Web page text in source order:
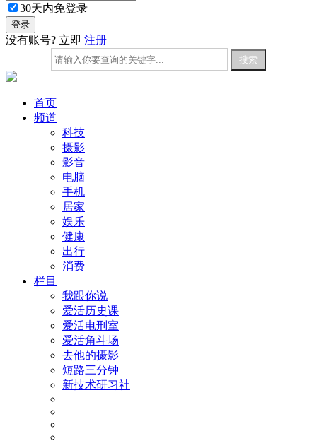
30天内免登录
没有账号? 立即 注册
首页
频道
科技
摄影
影音
电脑
手机
居家
娱乐
健康
出行
消费
栏目
我跟你说
爱活历史课
爱活电刑室
爱活角斗场
去他的摄影
短路三分钟
新技术研习社